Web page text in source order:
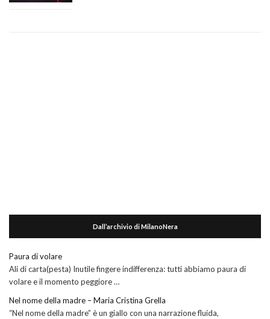
Dall’archivio di MilanoNera
Paura di volare
Ali di carta(pesta) Inutile fingere indifferenza: tutti abbiamo paura di
volare e il momento peggiore …
Nel nome della madre – Maria Cristina Grella
“Nel nome della madre” è un giallo con una narrazione fluida,